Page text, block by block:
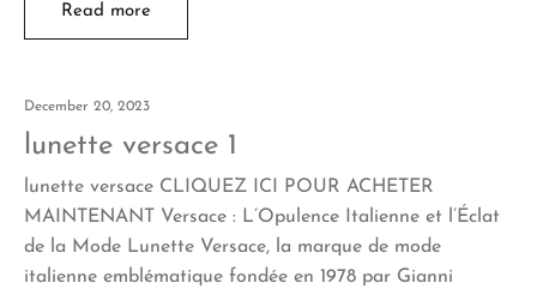
Read more
December 20, 2023
lunette versace 1
lunette versace CLIQUEZ ICI POUR ACHETER
MAINTENANT Versace : L’Opulence Italienne et l’Éclat
de la Mode Lunette Versace, la marque de mode
italienne emblématique fondée en 1978 par Gianni